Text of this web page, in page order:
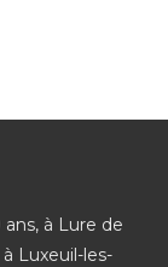
à Lure de
Luxeuil-les-